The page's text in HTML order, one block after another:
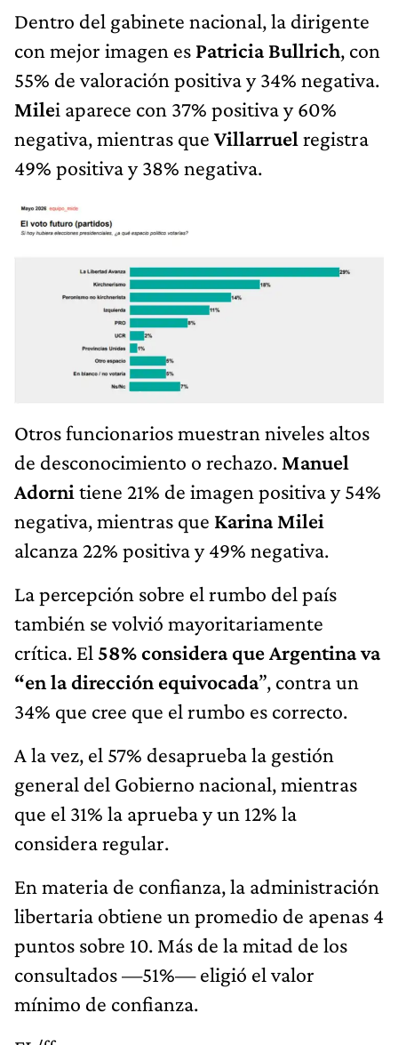
Dentro del gabinete nacional, la dirigente
con mejor imagen es Patricia Bullrich, con
55% de valoración positiva y 34% negativa.
Milei aparece con 37% positiva y 60%
negativa, mientras que Villarruel registra
49% positiva y 38% negativa.
Otros funcionarios muestran niveles altos
de desconocimiento o rechazo. Manuel
Adorni tiene 21% de imagen positiva y 54%
negativa, mientras que Karina Milei
alcanza 22% positiva y 49% negativa.
La percepción sobre el rumbo del país
también se volvió mayoritariamente
crítica. El 58% considera que Argentina va
“en la dirección equivocada”, contra un
34% que cree que el rumbo es correcto.
A la vez, el 57% desaprueba la gestión
general del Gobierno nacional, mientras
que el 31% la aprueba y un 12% la
considera regular.
En materia de confianza, la administración
libertaria obtiene un promedio de apenas 4
puntos sobre 10. Más de la mitad de los
consultados —51%— eligió el valor
mínimo de confianza.